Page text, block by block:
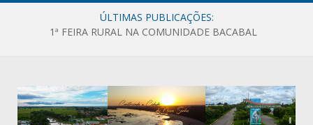
ÚLTIMAS PUBLICAÇÕES:
1ª FEIRA RURAL NA COMUNIDADE BACABAL